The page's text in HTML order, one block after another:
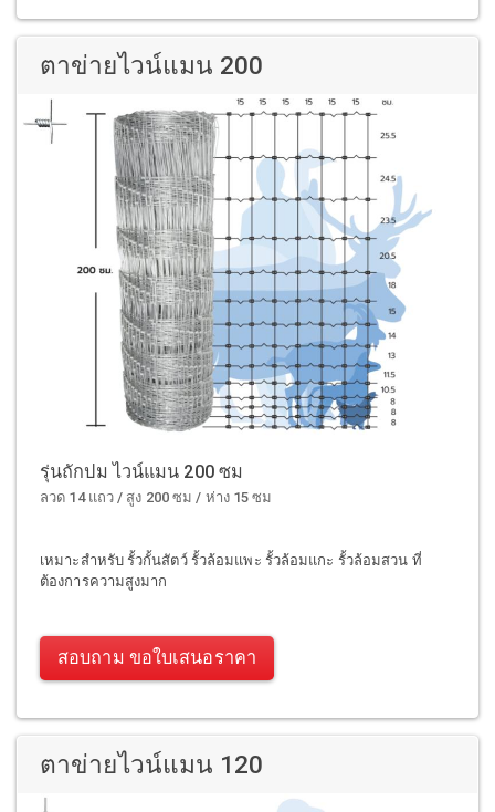
ตาข่ายไวน์แมน 200
รุ่นถักปม ไวน์แมน 200 ซม
ลวด 14 แถว / สูง 200 ซม / ห่าง 15 ซม
เหมาะสำหรับ รั้วกั้นสัตว์ รั้วล้อมแพะ รั้วล้อมแกะ รั้วล้อมสวน ที่
ต้องการความสูงมาก
สอบถาม ขอใบเสนอราคา
ตาข่ายไวน์แมน 120